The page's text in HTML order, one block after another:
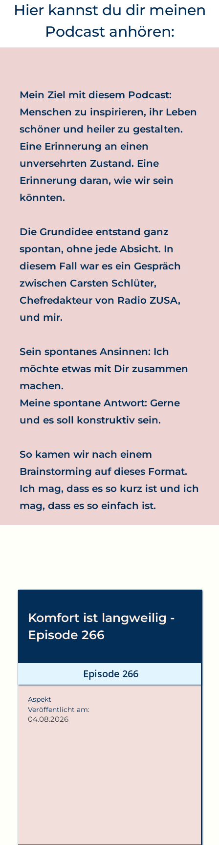
Hier kannst du dir meinen
Podcast anhören:
Mein Ziel mit diesem Podcast:
Menschen zu inspirieren, ihr Leben
schöner und heiler zu gestalten.
Eine Erinnerung an einen
unversehrten Zustand. Eine
Erinnerung daran, wie wir sein
könnten.
Die Grundidee entstand ganz
spontan, ohne jede Absicht. In
diesem Fall war es ein Gespräch
zwischen Carsten Schlüter,
Chefredakteur von Radio ZUSA,
und mir.
Sein spontanes Ansinnen: Ich
möchte etwas mit Dir zusammen
machen.
Meine spontane Antwort: Gerne
und es soll konstruktiv sein.
So kamen wir nach einem
Brainstorming auf dieses Format.
Ich mag, dass es so kurz ist und ich
mag, dass es so einfach ist.
Komfort ist langweilig -
Episode 266
Episode 266
Aspekt
Veröffentlicht am:
04.08.2026